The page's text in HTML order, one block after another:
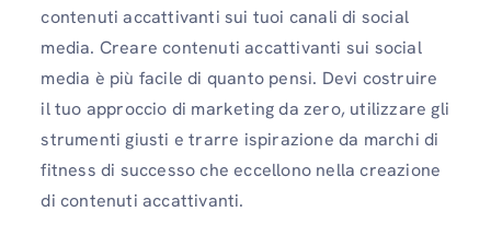
contenuti accattivanti sui tuoi canali di social
media. Creare contenuti accattivanti sui social
media è più facile di quanto pensi. Devi costruire
il tuo approccio di marketing da zero, utilizzare gli
strumenti giusti e trarre ispirazione da marchi di
fitness di successo che eccellono nella creazione
di contenuti accattivanti.